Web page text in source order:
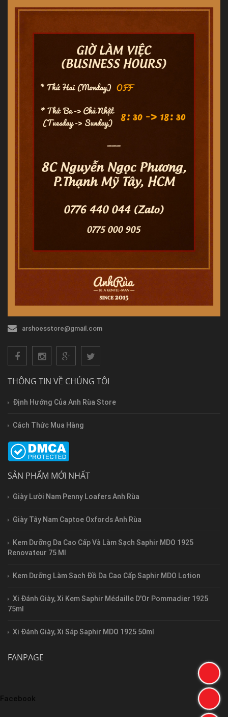
arshoesstore@gmail.com
THÔNG TIN VỀ CHÚNG TÔI
Định Hướng Của Anh Rùa Store
Cách Thức Mua Hàng
SẢN PHẨM MỚI NHẤT
Giày Lười Nam Penny Loafers Anh Rùa
Giày Tây Nam Captoe Oxfords Anh Rùa
Kem Dưỡng Da Cao Cấp Và Làm Sạch Saphir MDO 1925
Renovateur 75 Ml
Kem Dưỡng Làm Sạch Đồ Da Cao Cấp Saphir MDO Lotion
Xi Đánh Giày, Xi Kem Saphir Médaille D'Or Pommadier 1925
75ml
Xi Đánh Giày, Xi Sáp Saphir MDO 1925 50ml
FANPAGE
Facebook